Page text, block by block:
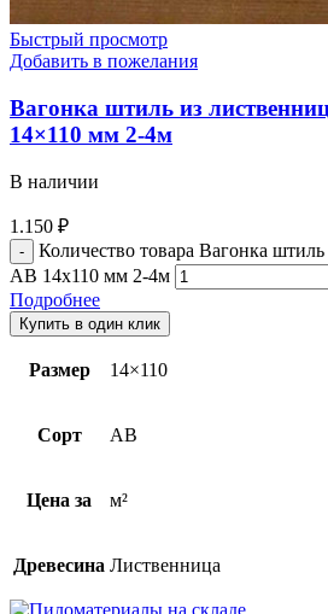
Быстрый просмотр
Добавить в пожелания
Вагонка штиль из
14×110 мм 2-4м
В наличии
1.150 ₽
Количество товара Вагонка
АВ 14x110 мм 2-4м
Подробнее
Купить в один клик
Размер 14×110
Сорт AB
Цена за м²
Древесина Лиственница